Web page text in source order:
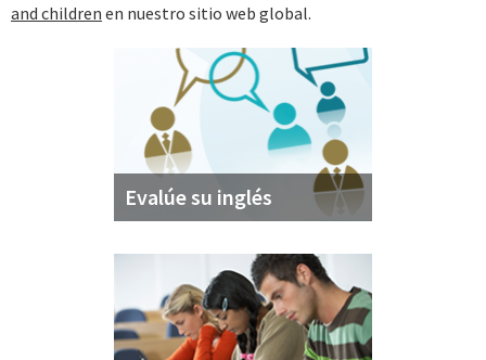
and children en nuestro sitio web global.
Evalúe su inglés